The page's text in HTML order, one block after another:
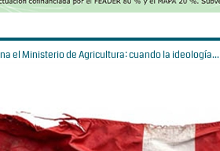
el Ministerio de Agricultura: cuando la ideología...